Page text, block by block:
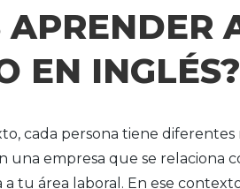
APRENDER
EN INGLÉS?
cada persona tiene diferentes
una empresa que se relaciona
tu área laboral. En ese